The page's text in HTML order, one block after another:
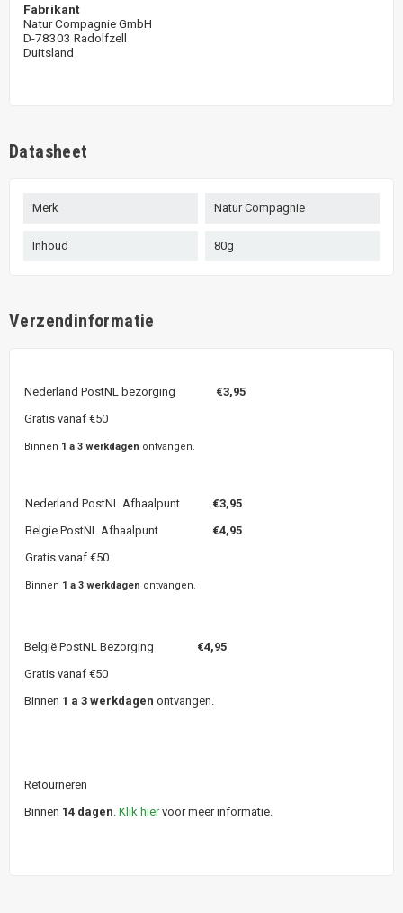
Fabrikant
Natur Compagnie GmbH
D-78303 Radolfzell
Duitsland
Datasheet
Merk Natur Compagnie
Inhoud 80g
Verzendinformatie
Nederland PostNL bezorging €3,95
Gratis vanaf €50
Binnen 1 a 3 werkdagen ontvangen.
Nederland PostNL Afhaalpunt €3,95
Belgie PostNL Afhaalpunt
€4,95
Gratis vanaf €50
Binnen 1 a 3 werkdagen ontvangen.
België PostNL Bezorging €4,95
Gratis vanaf €50
Binnen 1 a 3 werkdagen ontvangen.
Retourneren
Binnen 14 dagen Klik hiervoor meer informatie.